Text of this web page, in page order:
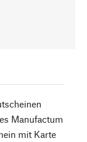
Manufactum
mit Karte